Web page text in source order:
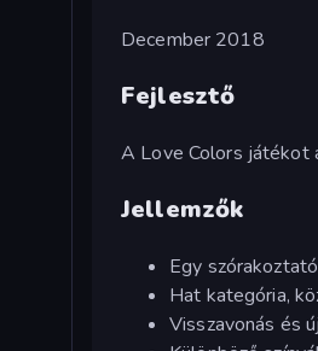
December 2018
Fejlesztő
A Love Colors
Jellemzők
Egy
Hat kategória,
Visszavonás és